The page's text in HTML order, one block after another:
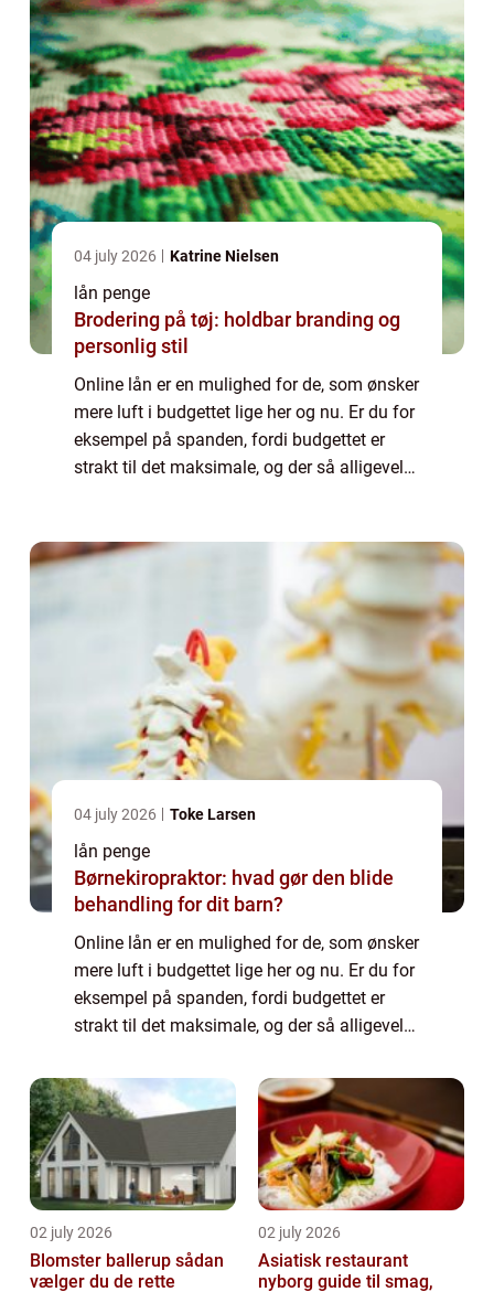
04 july 2026 Katrine Nielsen
lån penge
Brodering på tøj: holdbar branding og
personlig stil
Online lån er en mulighed for de, som ønsker
mere luft i budgettet lige her og nu. Er du for
eksempel på spanden, fordi budgettet er
strakt til det maksimale, og der så alligevel
04 july 2026 Toke Larsen
lån penge
Børnekiropraktor: hvad gør den blide
behandling for dit barn?
Online lån er en mulighed for de, som ønsker
mere luft i budgettet lige her og nu. Er du for
eksempel på spanden, fordi budgettet er
strakt til det maksimale, og der så alligevel
02 july 2026
Blomster ballerup sådan
vælger du de rette
02 july 2026
Asiatisk restaurant
nyborg guide til smag,